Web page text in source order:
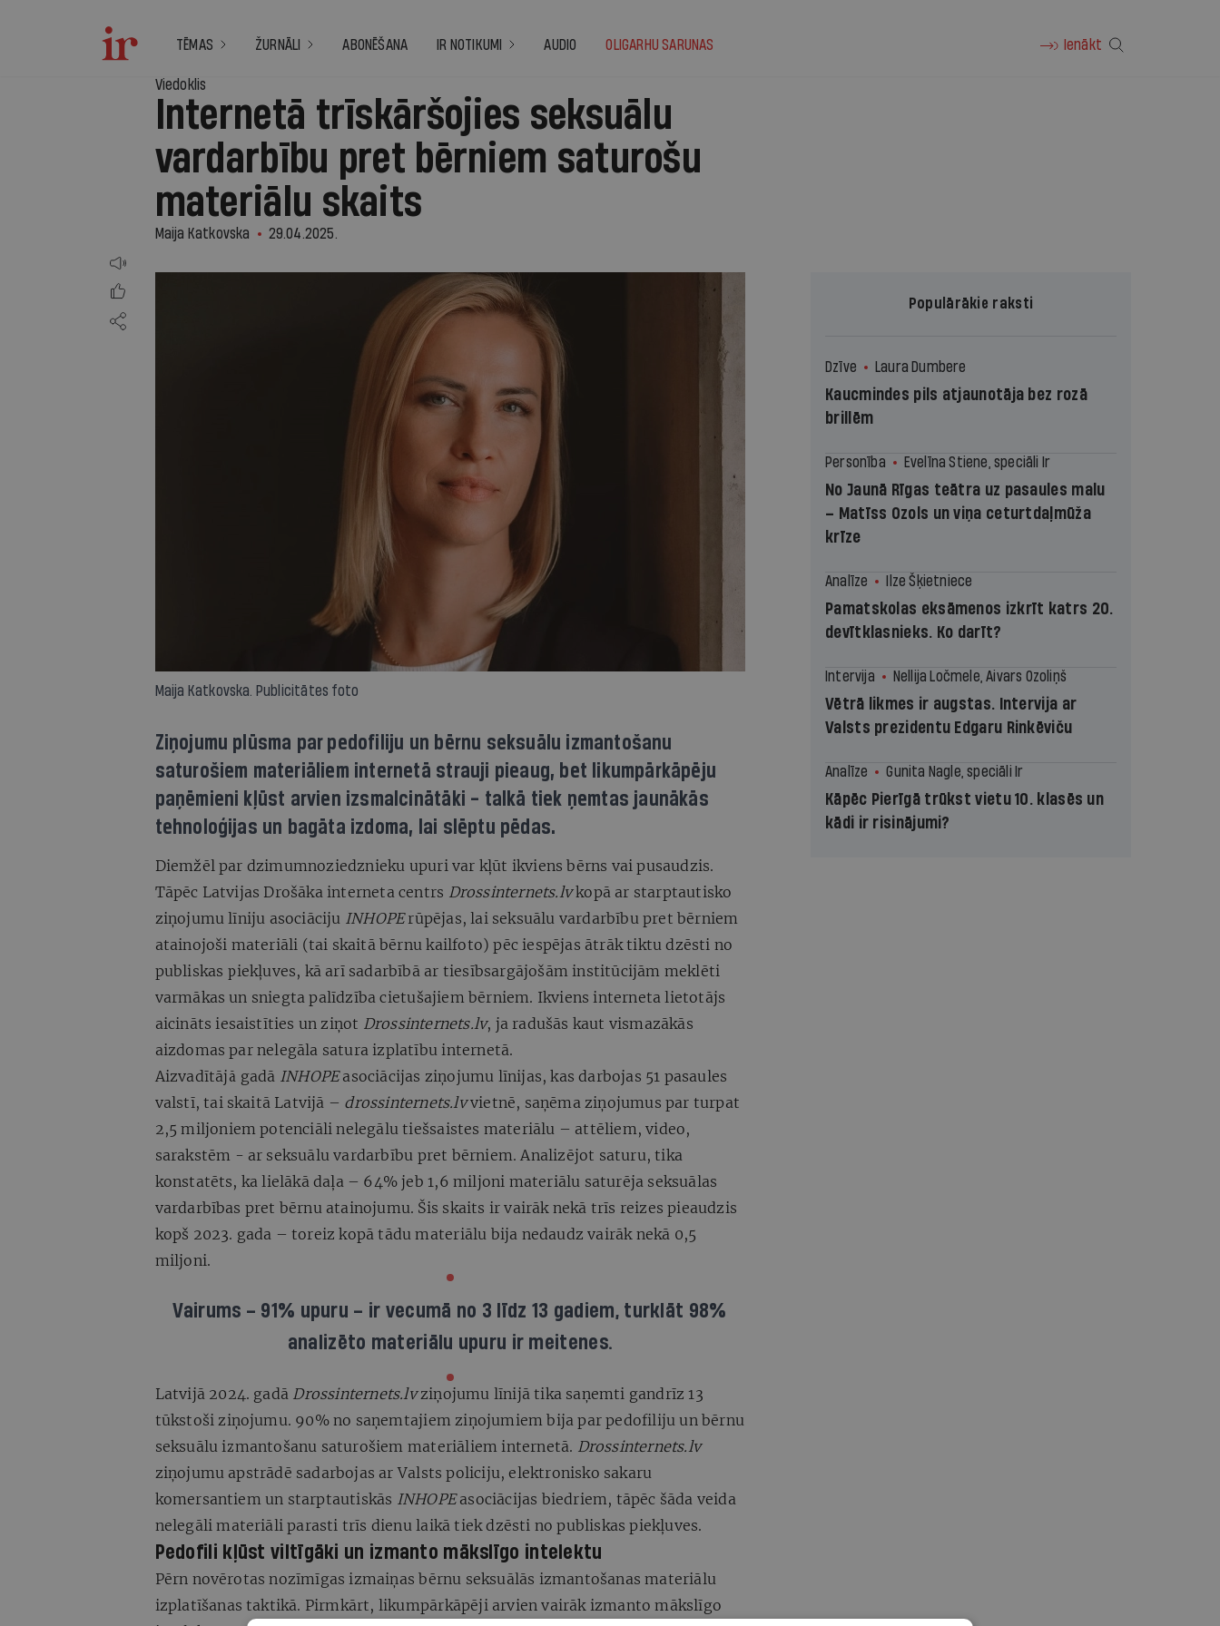
TĒMAS ŽURNĀLI ABONĒŠANA IR NOTIKUMI AUDIO OLIGARHU SARUNAS Ienākt
Viedoklis
Internetā trīskāršojies seksuālu
vardarbību pret bērniem saturošu
materiālu skaits
Maija Katkovska 29.04.2025.
Maija Katkovska. Publicitātes foto
Ziņojumu plūsma par pedofiliju un bērnu seksuālu izmantošanu
saturošiem materiāliem internetā strauji pieaug, bet likumpārkāpēju
paņēmieni kļūst arvien izsmalcinātāki – talkā tiek ņemtas jaunākās
tehnoloģijas un bagāta izdoma, lai slēptu pēdas.
Diemžēl par dzimumnoziedznieku upuri var kļūt ikviens bērns vai pusaudzis.
Tāpēc Latvijas Drošāka interneta centrs Drossinternets.lvkopā ar starptautisko
ziņojumu līniju asociāciju INHOPErūpējas, lai seksuālu vardarbību pret bērniem
atainojoši materiāli (tai skaitā bērnu kailfoto) pēc iespējas ātrāk tiktu dzēsti no
publiskas piekļuves, kā arī sadarbībā ar tiesībsargājošām institūcijām meklēti
varmākas un sniegta palīdzība cietušajiem bērniem. Ikviens interneta lietotājs
aicināts iesaistīties un ziņot Drossinternets.lv, ja radušās kaut vismazākās
aizdomas par nelegāla satura izplatību internetā.
Aizvadītājā gadā INHOPEasociācijas ziņojumu līnijas, kas darbojas 51 pasaules
valstī, tai skaitā Latvijā – drossinternets.lvvietnē, saņēma ziņojumus par turpat
2,5 miljoniem potenciāli nelegālu tiešsaistes materiālu – attēliem, video,
sarakstēm - ar seksuālu vardarbību pret bērniem. Analizējot saturu, tika
konstatēts, ka lielākā daļa – 64% jeb 1,6 miljoni materiālu saturēja seksuālas
vardarbības pret bērnu atainojumu. Šis skaits ir vairāk nekā trīs reizes pieaudzis
kopš 2023. gada – toreiz kopā tādu materiālu bija nedaudz vairāk nekā 0,5
miljoni.
Vairums – 91% upuru – ir vecumā no 3 līdz 13 gadiem, turklāt 98%
analizēto materiālu upuru ir meitenes.
Latvijā 2024. gadā Drossinternets.lvziņojumu līnijā tika saņemti gandrīz 13
tūkstoši ziņojumu. 90% no saņemtajiem ziņojumiem bija par pedofiliju un bērnu
seksuālu izmantošanu saturošiem materiāliem internetā. Drossinternets.lv
ziņojumu apstrādē sadarbojas ar Valsts policiju, elektronisko sakaru
komersantiem un starptautiskās INHOPEasociācijas biedriem, tāpēc šāda veida
nelegāli materiāli parasti trīs dienu laikā tiek dzēsti no publiskas piekļuves.
Pedofili kļūst viltīgāki un izmanto mākslīgo intelektu
Pērn novērotas nozīmīgas izmaiņas bērnu seksuālās izmantošanas materiālu
izplatīšanas taktikā. Pirmkārt, likumpārkāpēji arvien vairāk izmanto mākslīgo
Populārākie raksti
Dzīve Laura Dumbere
Kaucmindes pils atjaunotāja bez rozā
brillēm
Personība Evelīna Stiene, speciāli Ir
No Jaunā Rīgas teātra uz pasaules malu
– Matīss Ozols un viņa ceturtdaļmūža
krīze
Analīze Ilze Šķietniece
Pamatskolas eksāmenos izkrīt katrs 20.
devītklasnieks. Ko darīt?
Intervija Nellija Ločmele, Aivars Ozoliņš
Vētrā likmes ir augstas. Intervija ar
Valsts prezidentu Edgaru Rinkēviču
Analīze Gunita Nagle, speciāli Ir
Kāpēc Pierīgā trūkst vietu 10. klasēs un
kādi ir risinājumi?